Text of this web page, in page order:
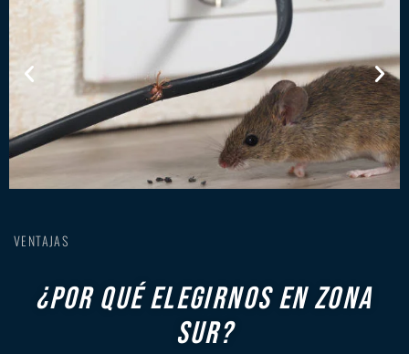
VENTAJAS
¿POR QUÉ ELEGIRNOS EN ZONA
SUR?